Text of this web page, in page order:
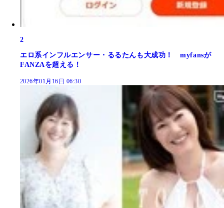
2
エロ系インフルエンサー・るるたんも大成功！ myfansが
FANZAを超える！
2026年01月16日 06:30